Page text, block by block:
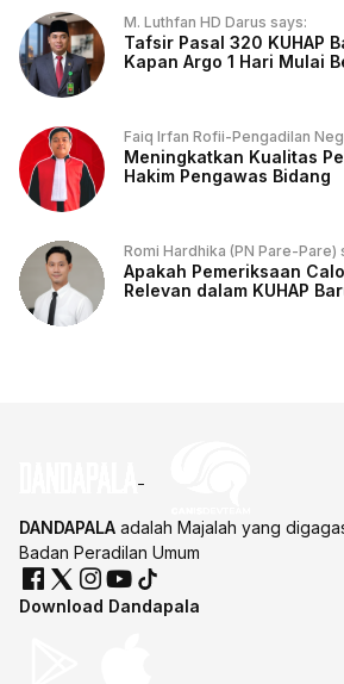
M. Luthfan HD Darus says:
Tafsir Pasal 320 KUHAP
Kapan Argo 1 Hari Mulai
Faiq Irfan Rofii-Pengadilan
Meningkatkan Kualitas
Hakim Pengawas Bidang
Romi Hardhika (PN Pare-Pare)
Apakah Pemeriksaan
Relevan dalam KUHAP
DANDAPALA adalah Majalah yang
Badan Peradilan Umum
Download Dandapala